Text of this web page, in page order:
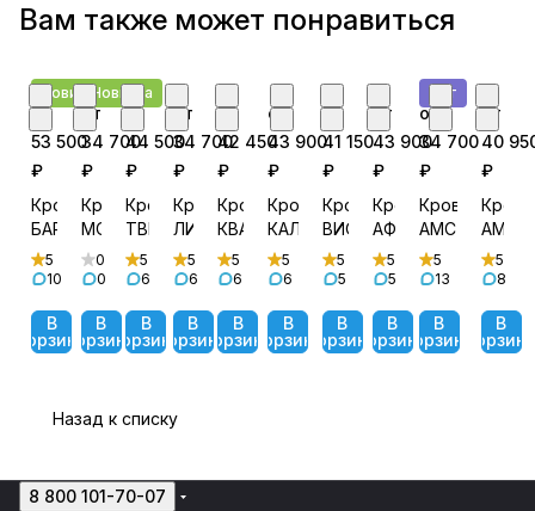
Вам также может понравиться
Новинка
от
53 500
₽
Кровать
БАРТОН
5
10
В
корзину
Новинка
от
34 700
₽
Кровать
МОНА
0
0
В
корзину
от
44 500
₽
Кровать
ТВИСТ
5
6
В
корзину
от
34 700
₽
Кровать
ЛИРА
5
6
В
корзину
от
42 450
₽
Кровать
КВАДРО
5
6
В
корзину
от
43 900
₽
Кровать
КАЛИПСО
5
6
В
корзину
от
41 150
₽
Кровать
ВИОЛЕТ
5
5
В
корзину
от
43 900
₽
Кровать
АФИНА
5
5
В
корзину
Хит
от
34 700
₽
Кровать
АМСТЕРДАМ
5
13
В
корзину
от
40
₽
5
8
В
Назад к списку
8 800 101-70-07